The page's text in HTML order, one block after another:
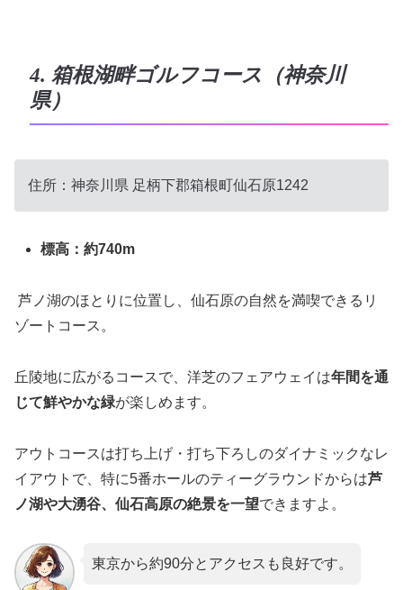
4. 箱根湖畔ゴルフコース（神奈川
県）
住所： 神奈川県 足柄下郡箱根町仙石原1242
標高：約740m
芦ノ湖のほとりに位置し、仙石原の自然を満喫できるリ
ゾートコース。
丘陵地に広がるコースで、洋芝のフェアウェイは年間を通
じて鮮やかな緑が楽しめます。
アウトコースは打ち上げ・打ち下ろしのダイナミックなレ
イアウトで、特に5番ホールのティーグラウンドからは芦
ノ湖や大湧谷、仙石高原の絶景を一望できますよ。
東京から約90分とアクセスも良好です。